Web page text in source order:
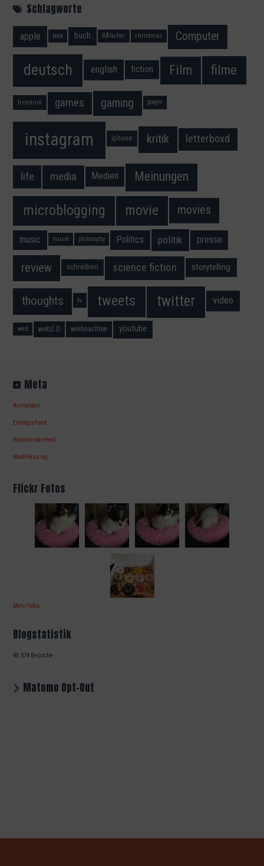
Schlagworte
apple book buch BÃ¼cher christmas Computer
deutsch english fiction Film filme
freedom games gaming google
instagram iphone kritik letterboxd
life media Medien Meinungen
microblogging movie movies
music musik philosophy Politics politik presse
review schreiben science fiction storytelling
thoughts tv tweets twitter video
web web2.0 weihnachten youtube
Meta
Anmelden
Eintrags-Feed
Kommentar-Feed
WordPress.org
Flickr Fotos
Mehr Fotos
Blogstatistik
40.574 Besuche
Matomo Opt-Out